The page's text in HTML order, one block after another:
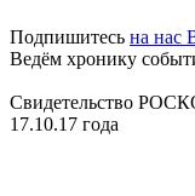
Подпишитесь на нас
Ведём хронику
Свидетельство
17.10.17 года